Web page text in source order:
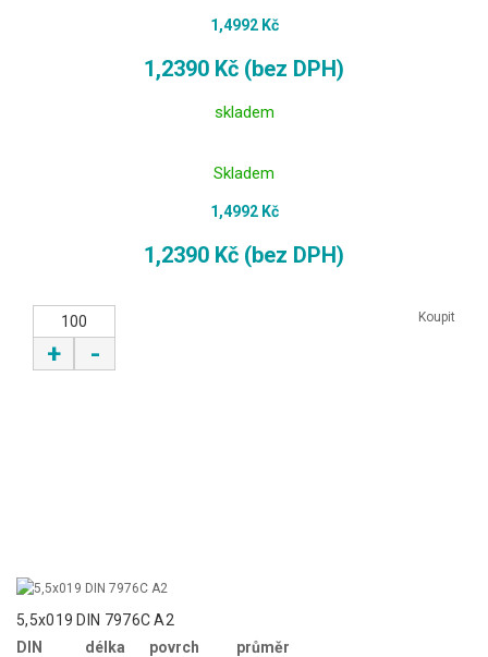
1,4992 Kč
1,2390 Kč (bez DPH)
skladem
Skladem
1,4992 Kč
1,2390 Kč (bez DPH)
+ -
Koupit
5,5x019 DIN 7976C A2
DIN
délka
povrch
průměr